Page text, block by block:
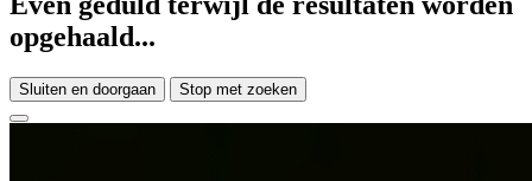
opgehaald...
Sluiten en doorgaan Stop met zoeken